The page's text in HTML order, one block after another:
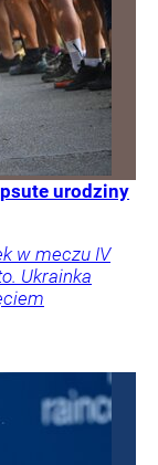
urodziny
w meczu IV
Ukrainka